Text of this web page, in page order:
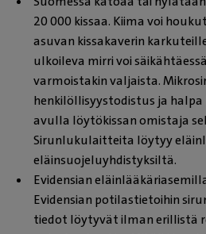
20 000 kissaa. Kiima voi
asuvan kissakaverin
ulkoileva mirri voi
varmoistakin valjaista.
henkilöllisyystodistus ja
avulla löytökissan omistaja
Sirunlukulaitteita löytyy
eläinsuojeluyhdistyksiltä.
Evidensian
Evidensian potilastietoihin
tiedot löytyvät ilman erillistä